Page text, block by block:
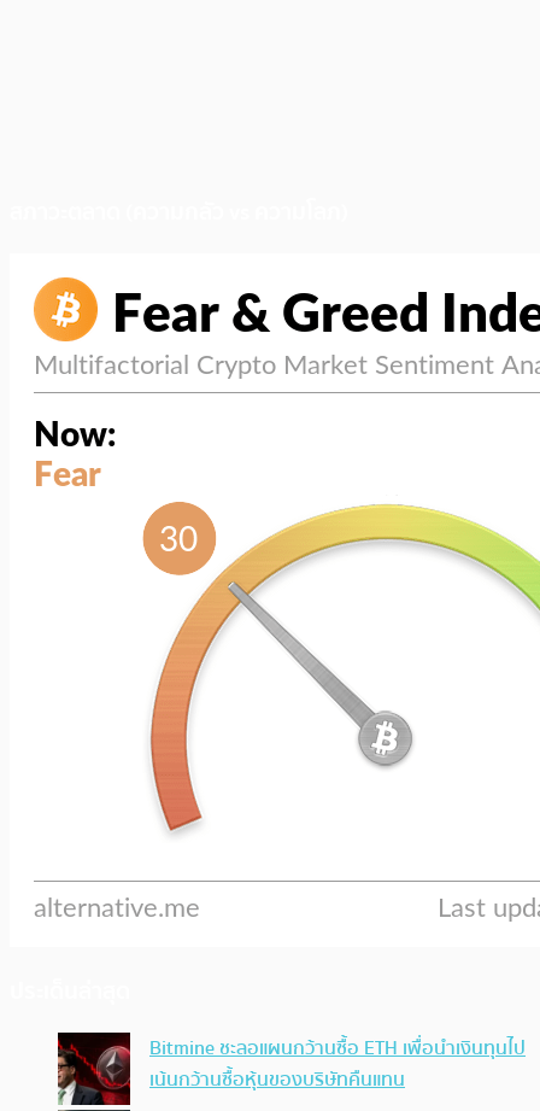
Bitmine ชะลอแผนกว้านซื้อ ETH เพื่อนำเงินทุนไป
เน้นกว้านซื้อหุ้นของบริษัทคืนแทน